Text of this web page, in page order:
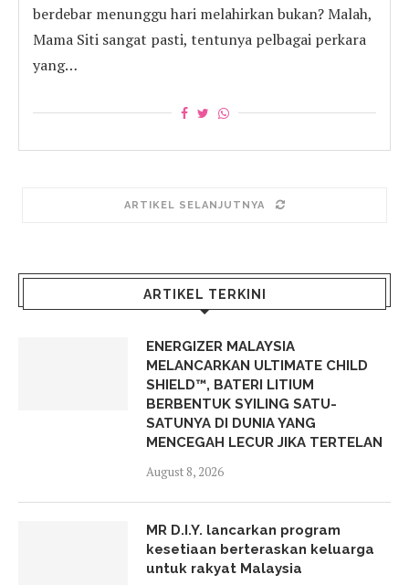
berdebar menunggu hari melahirkan bukan? Malah,
Mama Siti sangat pasti, tentunya pelbagai perkara
yang…
ARTIKEL SELANJUTNYA
ARTIKEL TERKINI
ENERGIZER MALAYSIA
MELANCARKAN ULTIMATE CHILD
SHIELD™, BATERI LITIUM
BERBENTUK SYILING SATU-
SATUNYA DI DUNIA YANG
MENCEGAH LECUR JIKA TERTELAN
August 8, 2026
MR D.I.Y. lancarkan program
kesetiaan berteraskan keluarga
untuk rakyat Malaysia